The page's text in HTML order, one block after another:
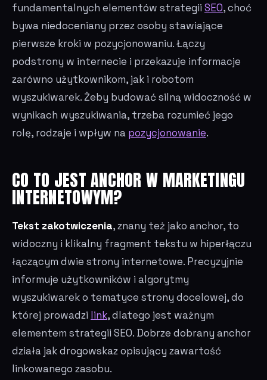
fundamentalnych elementów strategii SEO, choć
bywa niedoceniany przez osoby stawiające
pierwsze kroki w pozycjonowaniu. Łączy
podstrony w internecie i przekazuje informacje
zarówno użytkownikom, jak i robotom
wyszukiwarek. Żeby budować silną widoczność w
wynikach wyszukiwania, trzeba rozumieć jego
rolę, rodzaje i wpływ na pozycjonowanie.
CO TO JEST ANCHOR W MARKETINGU
INTERNETOWYM?
Tekst zakotwiczenia, znany też jako anchor, to
widoczny i klikalny fragment tekstu w hiperłączu
łączącym dwie strony internetowe. Precyzyjnie
informuje użytkowników i algorytmy
wyszukiwarek o tematyce strony docelowej, do
której prowadzi link, dlatego jest ważnym
elementem strategii SEO. Dobrze dobrany anchor
działa jak drogowskaz opisujący zawartość
linkowanego zasobu.